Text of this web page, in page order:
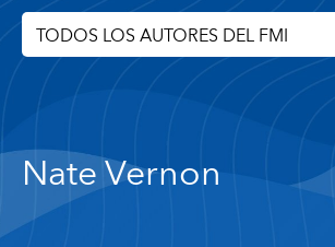
TODOS LOS AUTORES DEL FMI
Nate Vernon